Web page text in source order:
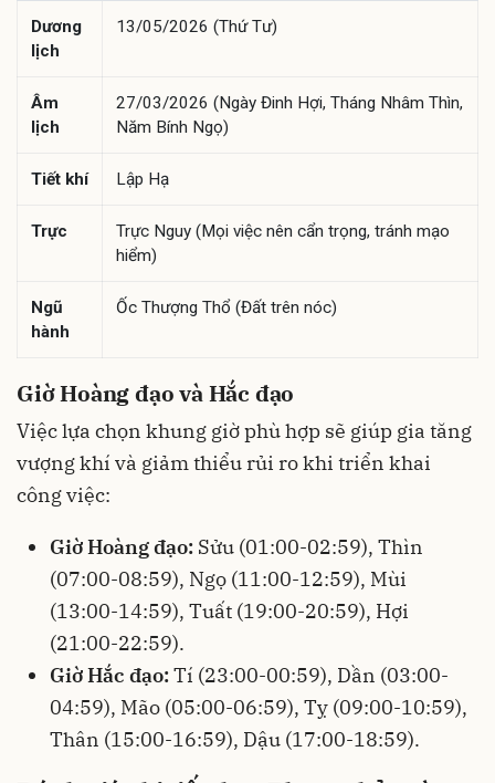
Dương
lịch
13/05/2026 (Thứ Tư)
Âm
lịch
27/03/2026 (Ngày Đinh Hợi, Tháng Nhâm Thìn,
Năm Bính Ngọ)
Tiết khí Lập Hạ
Trực
Trực Nguy (Mọi việc nên cẩn trọng, tránh mạo
hiểm)
Ngũ
hành
Ốc Thượng Thổ (Đất trên nóc)
Giờ Hoàng đạo và Hắc đạo
Việc lựa chọn khung giờ phù hợp sẽ giúp gia tăng
vượng khí và giảm thiểu rủi ro khi triển khai
công việc:
Giờ Hoàng đạo: Sửu (01:00-02:59), Thìn
(07:00-08:59), Ngọ (11:00-12:59), Mùi
(13:00-14:59), Tuất (19:00-20:59), Hợi
(21:00-22:59).
Giờ Hắc đạo:Tí (23:00-00:59), Dần (03:00-
04:59), Mão (05:00-06:59), Tỵ (09:00-10:59),
Thân (15:00-16:59), Dậu (17:00-18:59).